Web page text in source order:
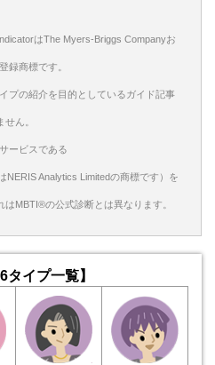
はThe Myers-Briggs Companyお
録商標です。
プの紹介を目的としているガイド記事
ん。
ービスである
NERIS Analytics Limitedの商標です）を
MBTI®の公式診断とは異なります。
タイプ一覧】